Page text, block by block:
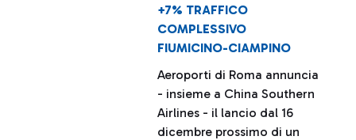
+7% TRAFFICO
COMPLESSIVO
FIUMICINO-CIAMPINO
Aeroporti di Roma annuncia
- insieme a China Southern
Airlines - il lancio dal 16
dicembre prossimo di un